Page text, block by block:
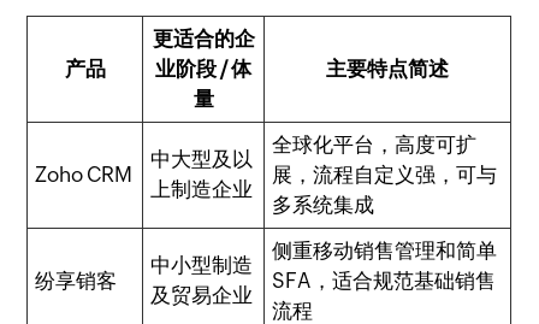
产品
更适合的企
业阶段 / 体
量
主要特点简述
Zoho CRM
中大型及以
上制造企业
全球化平台，高度可扩
展，流程自定义强，可与
多系统集成
纷享销客
中小型制造
及贸易企业
侧重移动销售管理和简单
SFA，适合规范基础销售
流程